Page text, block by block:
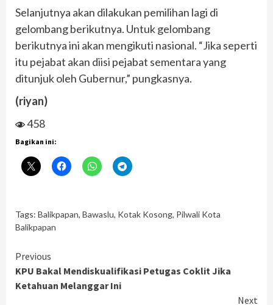
Selanjutnya akan dilakukan pemilihan lagi di
gelombang berikutnya. Untuk gelombang
berikutnya ini akan mengikuti nasional. “Jika seperti
itu pejabat akan diisi pejabat sementara yang
ditunjuk oleh Gubernur,” pungkasnya.
(riyan)
458
Bagikan ini:
Tags: Balikpapan, Bawaslu, Kotak Kosong, Pilwali Kota
Balikpapan
Continue
Reading
Previous
KPU Bakal Mendiskualifikasi Petugas Coklit Jika
Ketahuan Melanggar Ini
Next